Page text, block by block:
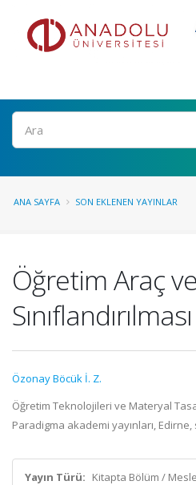
Ara
ANA SAYFA SON EKLENEN YAYINLAR
Öğretim Araç
Sınıflandırılması
Özonay Böcük İ. Z.
Öğretim Teknolojileri ve Materyal
Paradigma akademi yayınları, Edirne,
Yayın Türü: Kitapta Bölüm /